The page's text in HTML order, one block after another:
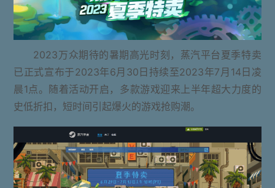
2023万众期待的暑期高光时刻，蒸汽平台夏季特卖
已正式宣布于2023年6月30日持续至2023年7月14日凌
晨1点。随着活动开启，多款游戏迎来上半年超大力度的
史低折扣，短时间引起爆火的游戏抢购潮。